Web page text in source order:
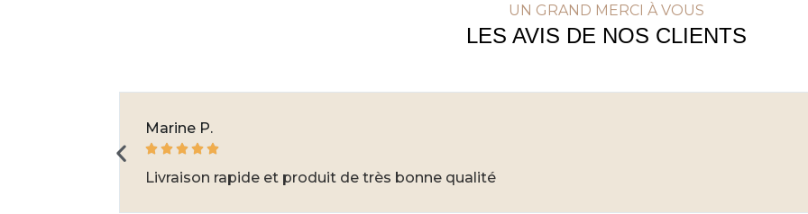
UN GRAND MERCI À VOUS
LES AVIS DE NOS CLIENTS
Marine P.
    
Livraison rapide et produit de très bonne qualité